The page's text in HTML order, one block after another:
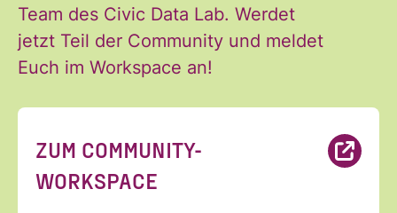
Team des Civic Data Lab. Werdet
jetzt Teil der Community und meldet
Euch im Workspace an!
ZUM COMMUNITY-
WORKSPACE